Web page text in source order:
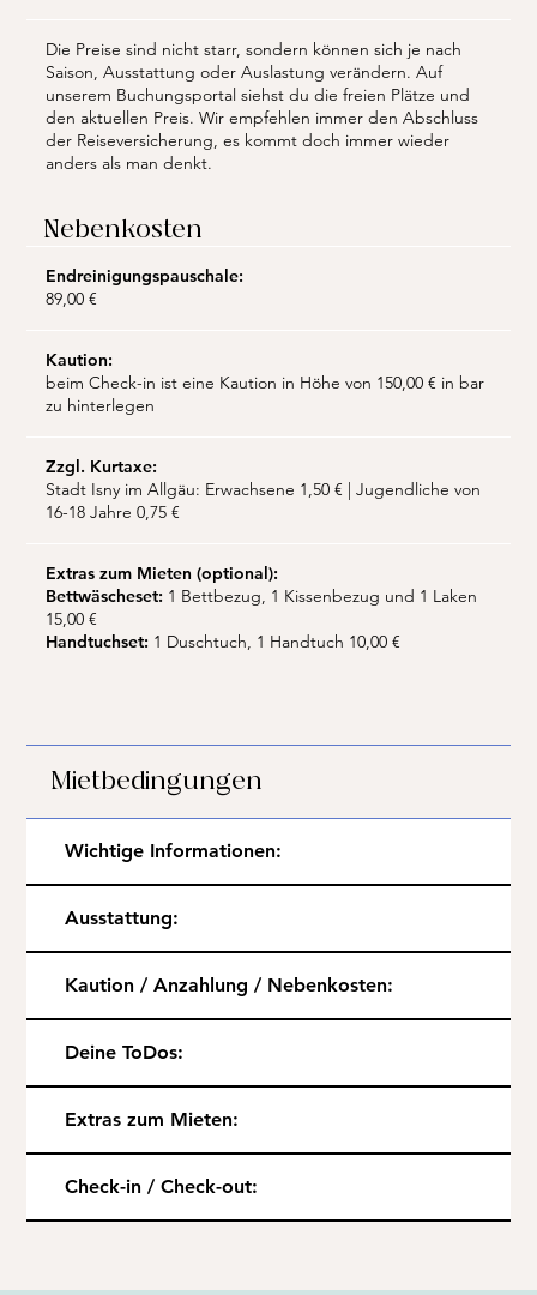
Mietbedingungen
Wichtige Informationen:
Ausstattung:
Kaution / Anzahlung / Nebenkosten:
Deine ToDos:
Extras zum Mieten:
Check-in / Check-out:
Die Preise sind nicht starr, sondern können sich je nach
Saison, Ausstattung oder Auslastung verändern. Auf
unserem Buchungsportal siehst du die freien Plätze und
den aktuellen Preis. Wir empfehlen immer den Abschluss
der Reiseversicherung, es kommt doch immer wieder
anders als man denkt.
Nebenkosten
Endreinigungspauschale:
89,00 €
Kaution:
beim Check-in ist eine Kaution in Höhe von 150,00 € in bar
zu hinterlegen
Zzgl. Kurtaxe:
Stadt Isny im Allgäu: Erwachsene 1,50 € | Jugendliche von
16-18 Jahre 0,75 €
Extras zum Mieten (optional):
Bettwäscheset: 1 Bettbezug, 1 Kissenbezug und 1 Laken
15,00 €
Handtuchset: 1 Duschtuch, 1 Handtuch 10,00 €